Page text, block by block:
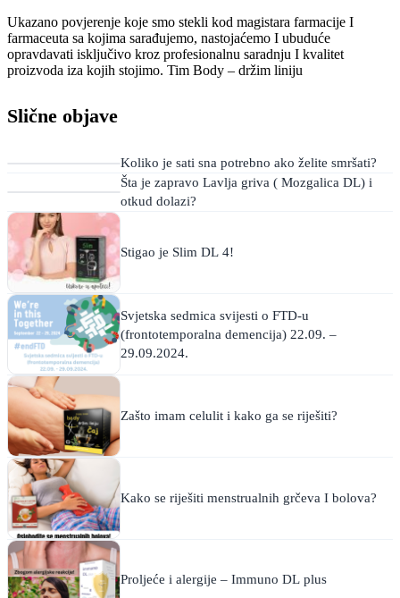
Ukazano povjerenje koje smo stekli kod magistara farmacije I
farmaceuta sa kojima sarađujemo, nastojaćemo I ubuduće
opravdavati isključivo kroz profesionalnu saradnju I kvalitet
proizvoda iza kojih stojimo. Tim Body – držim liniju
Slične objave
Koliko je sati sna potrebno ako želite smršati?
Šta je zapravo Lavlja griva ( Mozgalica DL) i
otkud dolazi?
Stigao je Slim DL 4!
Svjetska sedmica svijesti o FTD-u
(frontotemporalna demencija) 22.09. –
29.09.2024.
Zašto imam celulit i kako ga se riješiti?
Kako se riješiti menstrualnih grčeva I bolova?
Proljeće i alergije – Immuno DL plus